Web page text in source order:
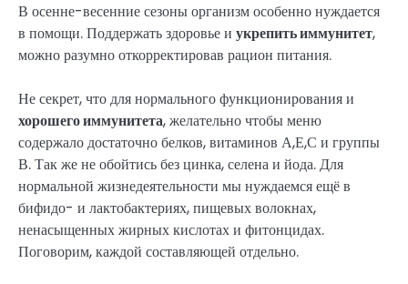
В осенне-весенние сезоны организм особенно нуждается
в помощи. Поддержать здоровье и укрепить иммунитет,
можно разумно откорректировав рацион питания.
Не секрет, что для нормального функционирования и
хорошего иммунитета, желательно чтобы меню
содержало достаточно белков, витаминов А,Е,С и группы
В. Так же не обойтись без цинка, селена и йода. Для
нормальной жизнедеятельности мы нуждаемся ещё в
бифидо- и лактобактериях, пищевых волокнах,
ненасыщенных жирных кислотах и фитонцидах.
Поговорим, каждой составляющей отдельно.